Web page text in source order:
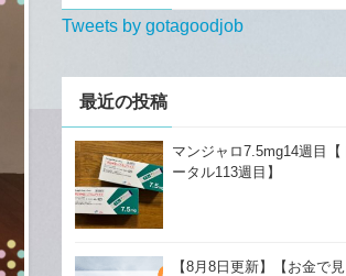
Tweets by gotagoodjob
最近の投稿
マンジャロ7.5mg14週目【
ータル113週目】
【8月8日更新】【お金で見